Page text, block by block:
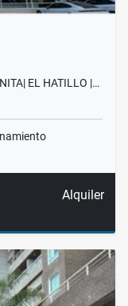
EL HATILLO |…
Alquiler